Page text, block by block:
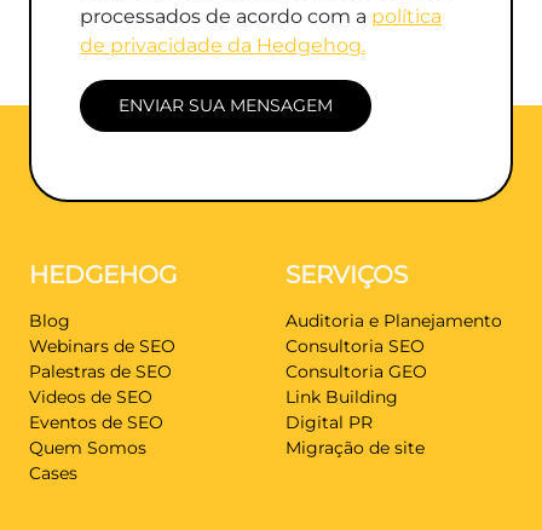
processados de acordo com a política
de privacidade da Hedgehog.
HEDGEHOG
Blog
Webinars de SEO
Palestras de SEO
Videos de SEO
Eventos de SEO
Quem Somos
Cases
SERVIÇOS
Auditoria e Planejamento
Consultoria SEO
Consultoria GEO
Link Building
Digital PR
Migração de site